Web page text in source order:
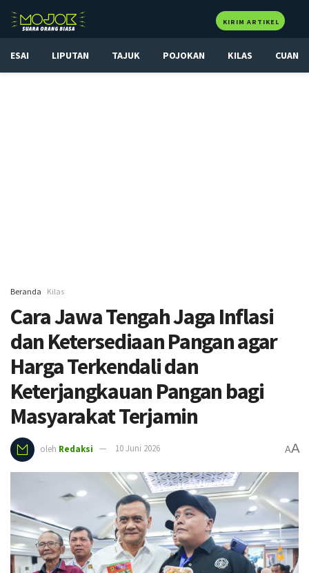
KIRIM ARTIKEL
ESAI LIPUTAN TAJUK POJOKAN KILAS CUAN
Beranda Kilas
Cara Jawa Tengah Jaga Inflasi
dan Ketersediaan Pangan agar
Harga Terkendali dan
Keterjangkauan Pangan bagi
Masyarakat Terjamin
oleh Redaksi 10 Juni 2026 AA